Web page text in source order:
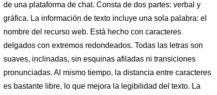
de una plataforma de chat. Consta de dos partes: verbal y
gráfica. La información de texto incluye una sola palabra: el
nombre del recurso web. Está hecho con caracteres
delgados con extremos redondeados. Todas las letras son
suaves, inclinadas, sin esquinas afiladas ni transiciones
pronunciadas. Al mismo tiempo, la distancia entre caracteres
es bastante libre, lo que mejora la legibilidad del texto. La